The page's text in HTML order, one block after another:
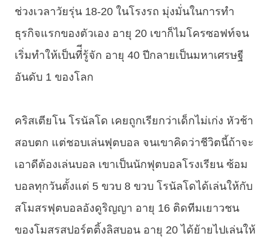
ช่วงเวลาวัยรุ่น 18-20 ในโรงรถ มุ่งมั่นในการทำ
ธุรกิจแรกของตัวเอง อายุ 20 เขาก็ไมโครซอฟท์จน
เริ่มทำให้เป็นที่ีรู้จัก อายุ 40 ปีกลายเป็นมหาเศรษฐี
อันดับ 1 ของโลก
คริสเตียโน โรนัลโด เคยถูกเรียกว่าเด็กไม่เก่ง หัวช้า
สอบตก แต่ชอบเล่นฟุตบอล จนเขาคิดว่าชีวิตนี้ถ้าจะ
เอาดีต้องเล่นบอล เขาเป็นนักฟุตบอลโรงเรียน ซ้อม
บอลทุกวันตั้งแต่ 5 ขวบ 8 ขวบ โรนัลโดได้เล่นให้กับ
สโมสรฟุตบอลอังดูริญญา อายุ 16 ติดทีมเยาวชน
ของโมสรสปอร์ตติ้งลิสบอน อายุ 20 ได้ย้ายไปเล่นให้